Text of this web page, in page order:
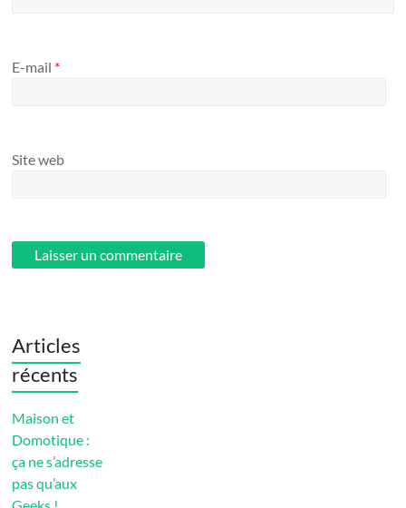
E-mail *
Site web
Articles
récents
Maison et
Domotique :
ça ne s’adresse
pas qu’aux
Geeks !